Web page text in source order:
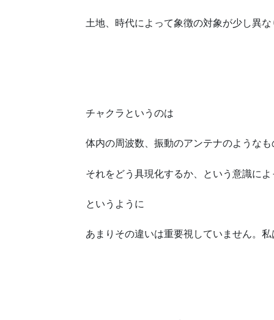
土地、時代によって象徴の対象が少し異
チャクラというのは
体内の周波数、振動のアンテナのような
それをどう具現化するか、という意識に
というように
あまりその違いは重要視していません。私